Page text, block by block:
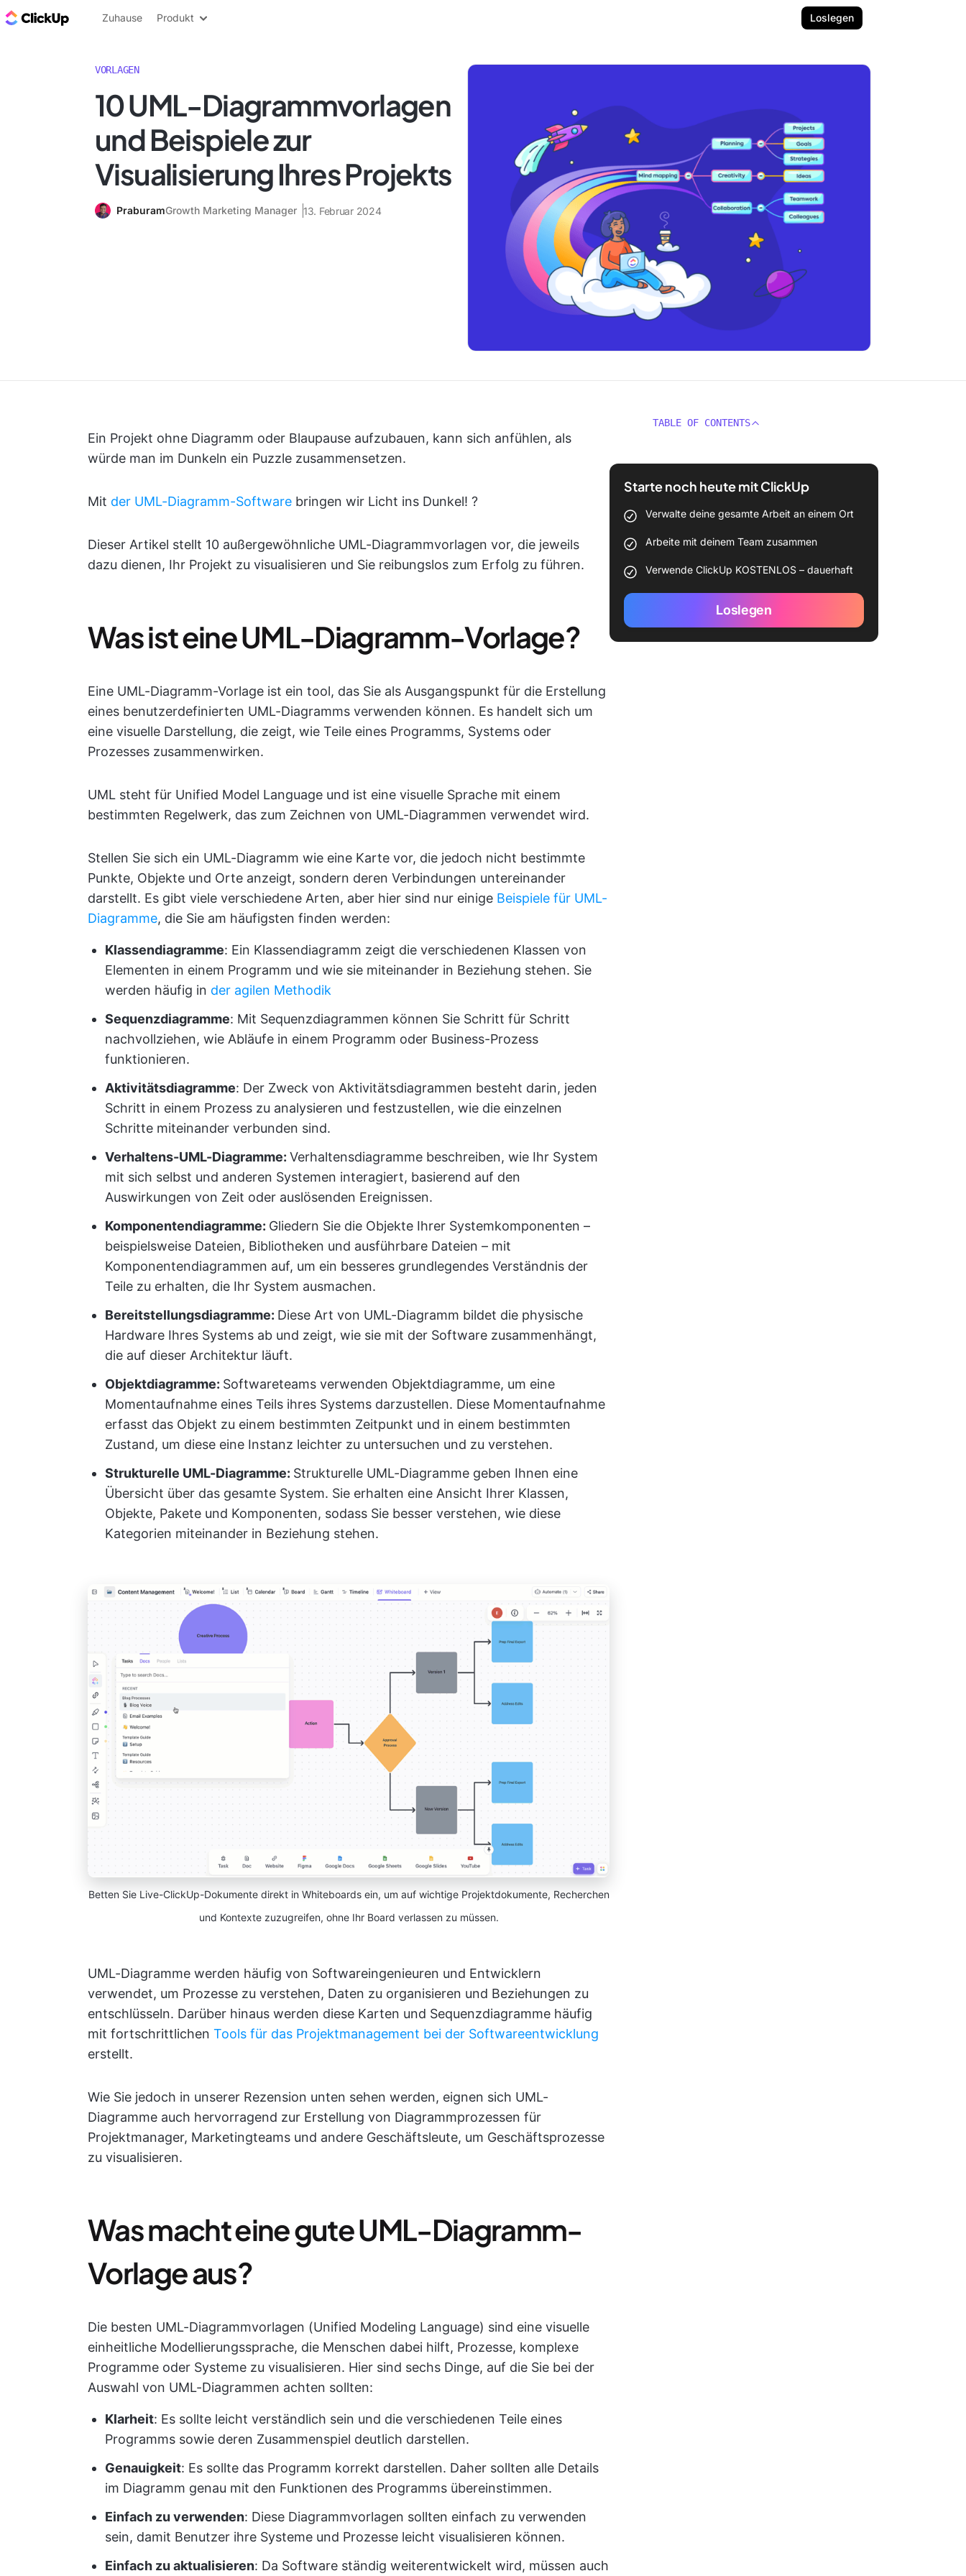
ClickUp Blog
Zuhause Produkt Loslegen
VORLAGEN
10 UML-Diagrammvorlagen
und Beispiele zur
Visualisierung Ihres Projekts
PraburamGrowth Marketing Manager 13. Februar 2024
Ein Projekt ohne Diagramm oder Blaupause aufzubauen, kann sich anfühlen, als
würde man im Dunkeln ein Puzzle zusammensetzen.
Mit der UML-Diagramm-Software bringen wir Licht ins Dunkel! ?
Dieser Artikel stellt 10 außergewöhnliche UML-Diagrammvorlagen vor, die jeweils
dazu dienen, Ihr Projekt zu visualisieren und Sie reibungslos zum Erfolg zu führen.
Was ist eine UML-Diagramm-Vorlage?
Eine UML-Diagramm-Vorlage ist ein tool, das Sie als Ausgangspunkt für die Erstellung
eines benutzerdefinierten UML-Diagramms verwenden können. Es handelt sich um
eine visuelle Darstellung, die zeigt, wie Teile eines Programms, Systems oder
Prozesses zusammenwirken.
UML steht für Unified Model Language und ist eine visuelle Sprache mit einem
bestimmten Regelwerk, das zum Zeichnen von UML-Diagrammen verwendet wird.
Stellen Sie sich ein UML-Diagramm wie eine Karte vor, die jedoch nicht bestimmte
Punkte, Objekte und Orte anzeigt, sondern deren Verbindungen untereinander
darstellt. Es gibt viele verschiedene Arten, aber hier sind nur einige Beispiele für UML-
Diagramme, die Sie am häufigsten finden werden:
Klassendiagramme: Ein Klassendiagramm zeigt die verschiedenen Klassen von
Elementen in einem Programm und wie sie miteinander in Beziehung stehen. Sie
werden häufig in der agilen Methodik
Sequenzdiagramme: Mit Sequenzdiagrammen können Sie Schritt für Schritt
nachvollziehen, wie Abläufe in einem Programm oder Business-Prozess
funktionieren.
Aktivitätsdiagramme: Der Zweck von Aktivitätsdiagrammen besteht darin, jeden
Schritt in einem Prozess zu analysieren und festzustellen, wie die einzelnen
Schritte miteinander verbunden sind.
Verhaltens-UML-Diagramme: Verhaltensdiagramme beschreiben, wie Ihr System
mit sich selbst und anderen Systemen interagiert, basierend auf den
Auswirkungen von Zeit oder auslösenden Ereignissen.
Komponentendiagramme: Gliedern Sie die Objekte Ihrer Systemkomponenten –
beispielsweise Dateien, Bibliotheken und ausführbare Dateien – mit
Komponentendiagrammen auf, um ein besseres grundlegendes Verständnis der
Teile zu erhalten, die Ihr System ausmachen.
Bereitstellungsdiagramme: Diese Art von UML-Diagramm bildet die physische
Hardware Ihres Systems ab und zeigt, wie sie mit der Software zusammenhängt,
die auf dieser Architektur läuft.
Objektdiagramme: Softwareteams verwenden Objektdiagramme, um eine
Momentaufnahme eines Teils ihres Systems darzustellen. Diese Momentaufnahme
erfasst das Objekt zu einem bestimmten Zeitpunkt und in einem bestimmten
Zustand, um diese eine Instanz leichter zu untersuchen und zu verstehen.
Strukturelle UML-Diagramme: Strukturelle UML-Diagramme geben Ihnen eine
Übersicht über das gesamte System. Sie erhalten eine Ansicht Ihrer Klassen,
Objekte, Pakete und Komponenten, sodass Sie besser verstehen, wie diese
Kategorien miteinander in Beziehung stehen.
Betten Sie Live-ClickUp-Dokumente direkt in Whiteboards ein, um auf wichtige Projektdokumente, Recherchen
und Kontexte zuzugreifen, ohne Ihr Board verlassen zu müssen.
UML-Diagramme werden häufig von Softwareingenieuren und Entwicklern
verwendet, um Prozesse zu verstehen, Daten zu organisieren und Beziehungen zu
entschlüsseln. Darüber hinaus werden diese Karten und Sequenzdiagramme häufig
mit fortschrittlichen Tools für das Projektmanagement bei der Softwareentwicklung
erstellt.
Wie Sie jedoch in unserer Rezension unten sehen werden, eignen sich UML-
Diagramme auch hervorragend zur Erstellung von Diagrammprozessen für
Projektmanager, Marketingteams und andere Geschäftsleute, um Geschäftsprozesse
zu visualisieren.
Was macht eine gute UML-Diagramm-
Vorlage aus?
Die besten UML-Diagrammvorlagen (Unified Modeling Language) sind eine visuelle
einheitliche Modellierungssprache, die Menschen dabei hilft, Prozesse, komplexe
Programme oder Systeme zu visualisieren. Hier sind sechs Dinge, auf die Sie bei der
Auswahl von UML-Diagrammen achten sollten:
Klarheit: Es sollte leicht verständlich sein und die verschiedenen Teile eines
Programms sowie deren Zusammenspiel deutlich darstellen.
Genauigkeit: Es sollte das Programm korrekt darstellen. Daher sollten alle Details
im Diagramm genau mit den Funktionen des Programms übereinstimmen.
Einfach zu verwenden: Diese Diagrammvorlagen sollten einfach zu verwenden
sein, damit Benutzer ihre Systeme und Prozesse leicht visualisieren können.
Einfach zu aktualisieren: Da Software ständig weiterentwickelt wird, müssen auch
TABLE OF CONTENTS
Starte noch heute mit ClickUp
Verwalte deine gesamte Arbeit an einem Ort
Arbeite mit deinem Team zusammen
Verwende ClickUp KOSTENLOS – dauerhaft
Loslegen